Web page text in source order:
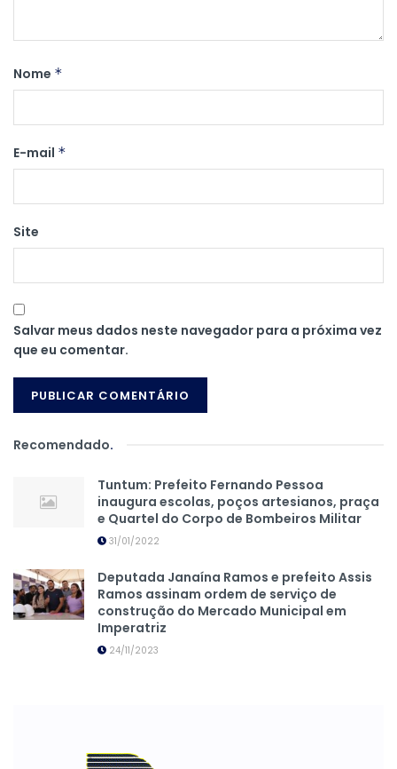
Nome *
E-mail *
Site
Salvar meus dados neste navegador para a próxima vez
que eu comentar.
Recomendado.
Tuntum: Prefeito Fernando Pessoa
inaugura escolas, poços artesianos, praça
e Quartel do Corpo de Bombeiros Militar
31/01/2022
Deputada Janaína Ramos e prefeito Assis
Ramos assinam ordem de serviço de
construção do Mercado Municipal em
Imperatriz
24/11/2023